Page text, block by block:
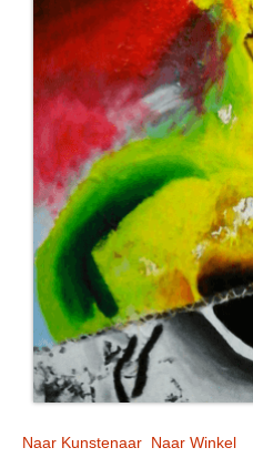
Naar Kunstenaar Naar Winkel